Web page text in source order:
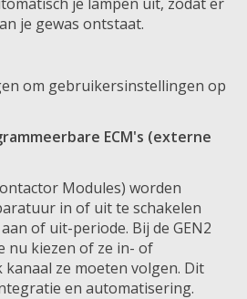
je gewas ontstaat.
om gebruikersinstellingen op
ECM's (externe
Modules) worden
in of uit te schakelen
of uit-periode. Bij de GEN2
nu kiezen of ze in- of
kanaal ze moeten volgen. Dit
en automatisering.